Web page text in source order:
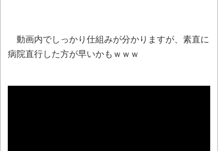
付いたチワワが可愛すぎるｗｗｗｗNEW!
ジャンポケ斉藤「同意があったんです。本
らないの？NEW!
動画内でしっかり仕組みが分かりますが、素直に
病院直行した方が早いかもｗｗｗ